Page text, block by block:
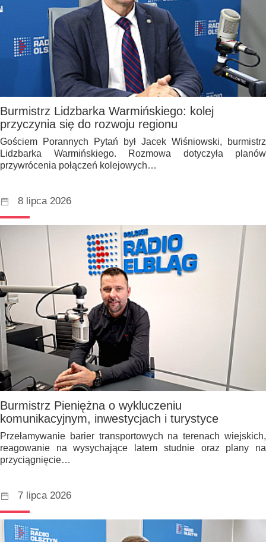
Burmistrz Lidzbarka Warmińskiego: kolej
przyczynia się do rozwoju regionu
Gościem Porannych Pytań był Jacek Wiśniowski, burmistrz
Lidzbarka Warmińskiego. Rozmowa dotyczyła planów
przywrócenia połączeń kolejowych…
8 lipca 2026
Burmistrz Pieniężna o wykluczeniu
komunikacyjnym, inwestycjach i turystyce
Przełamywanie barier transportowych na terenach wiejskich,
reagowanie na wysychające latem studnie oraz plany na
przyciągnięcie…
7 lipca 2026